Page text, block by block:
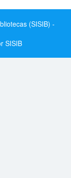
(SISIB) -
SISIB